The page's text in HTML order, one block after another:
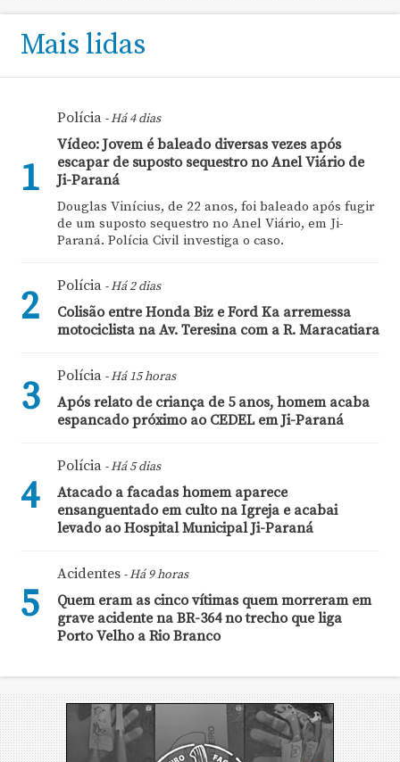
Mais lidas
1
Polícia- Há 4 dias
Vídeo: Jovem é baleado diversas vezes após
escapar de suposto sequestro no Anel Viário de
Ji-Paraná
Douglas Vinícius, de 22 anos, foi baleado após fugir
de um suposto sequestro no Anel Viário, em Ji-
Paraná. Polícia Civil investiga o caso.
2 Polícia- Há 2 dias
Colisão entre Honda Biz e Ford Ka arremessa
motociclista na Av. Teresina com a R. Maracatiara
3 Polícia- Há 15 horas
Após relato de criança de 5 anos, homem acaba
espancado próximo ao CEDEL em Ji-Paraná
4
Polícia- Há 5 dias
Atacado a facadas homem aparece
ensanguentado em culto na Igreja e acabai
levado ao Hospital Municipal Ji-Paraná
5
Acidentes- Há 9 horas
Quem eram as cinco vítimas quem morreram em
grave acidente na BR-364 no trecho que liga
Porto Velho a Rio Branco